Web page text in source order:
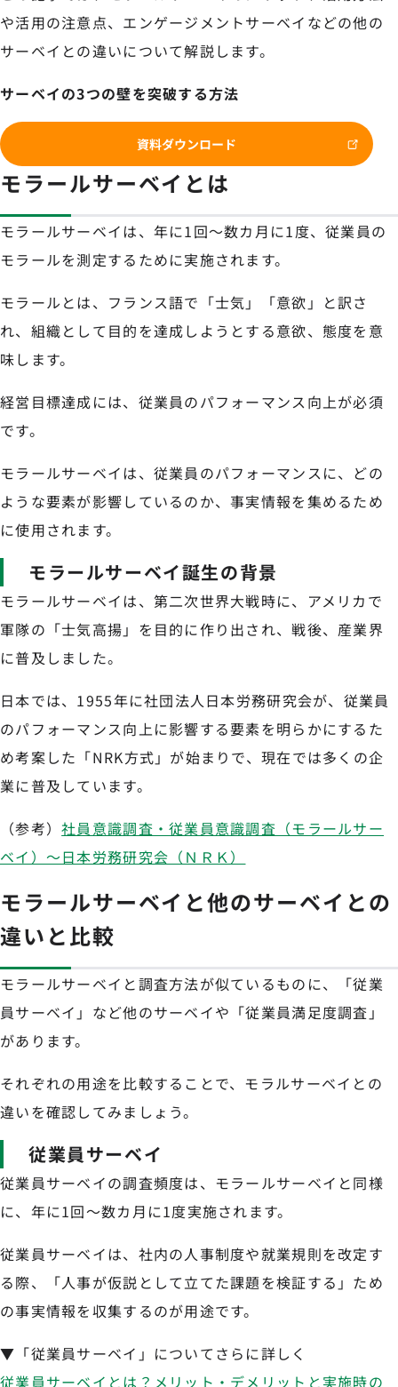
や活用の注意点、エンゲージメントサーベイなどの他の
サーベイとの違いについて解説します。
サーベイの3つの壁を突破する方法
資料ダウンロード
モラールサーベイとは
モラールサーベイは、年に1回〜数カ月に1度、従業員の
モラールを測定するために実施されます。
モラールとは、フランス語で「士気」「意欲」と訳さ
れ、組織として目的を達成しようとする意欲、態度を意
味します。
経営目標達成には、従業員のパフォーマンス向上が必須
です。
モラールサーベイは、従業員のパフォーマンスに、どの
ような要素が影響しているのか、事実情報を集めるため
に使用されます。
モラールサーベイ誕生の背景
モラールサーベイは、第二次世界大戦時に、アメリカで
軍隊の「士気高揚」を目的に作り出され、戦後、産業界
に普及しました。
日本では、1955年に社団法人日本労務研究会が、従業員
のパフォーマンス向上に影響する要素を明らかにするた
め考案した「NRK方式」が始まりで、現在では多くの企
業に普及しています。
（参考）社員意識調査・従業員意識調査（モラールサー
ベイ）～日本労務研究会（ＮＲＫ）
モラールサーベイと他のサーベイとの
違いと比較
モラールサーベイと調査方法が似ているものに、「従業
員サーベイ」など他のサーベイや「従業員満足度調査」
があります。
それぞれの用途を比較することで、モラルサーベイとの
違いを確認してみましょう。
従業員サーベイ
従業員サーベイの調査頻度は、モラールサーベイと同様
に、年に1回〜数カ月に1度実施されます。
従業員サーベイは、社内の人事制度や就業規則を改定す
る際、「人事が仮説として立てた課題を検証する」ため
の事実情報を収集するのが用途です。
▼「従業員サーベイ」についてさらに詳しく
従業員サーベイとは？メリット・デメリットと実施時の